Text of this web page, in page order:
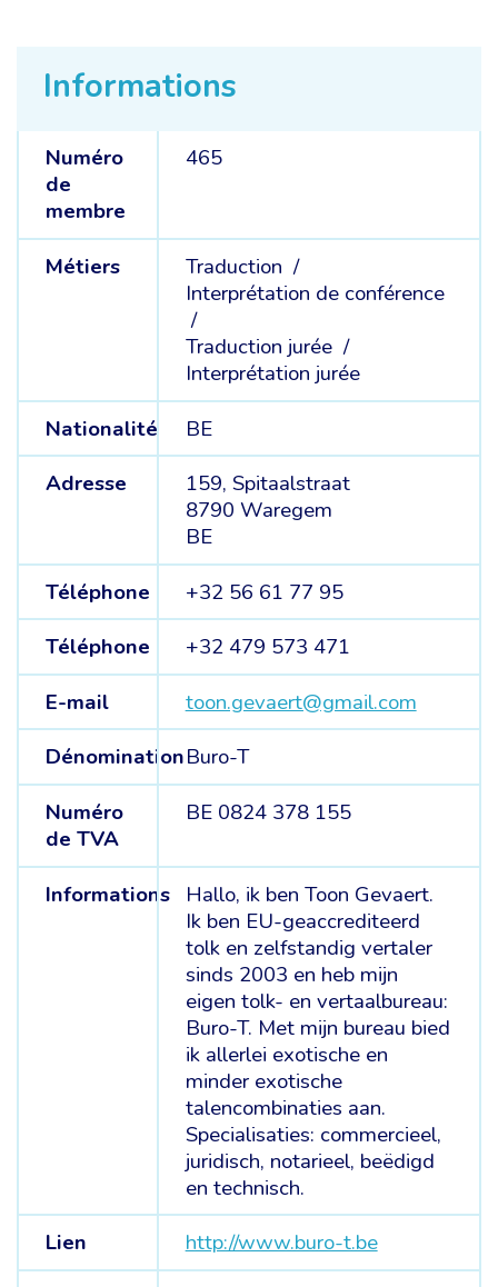
Informations
Numéro
de
membre
465
Métiers
Traduction /
Interprétation de conférence
/
Traduction jurée /
Interprétation jurée
Nationalité
BE
Adresse
159, Spitaalstraat
8790 Waregem
BE
Téléphone
+32 56 61 77 95
Téléphone
+32 479 573 471
E-mail
toon.gevaert@gmail.com
DénominationBuro-T
Numéro
de TVA
BE 0824 378 155
Informations
Hallo, ik ben Toon Gevaert.
Ik ben EU-geaccrediteerd
tolk en zelfstandig vertaler
sinds 2003 en heb mijn
eigen tolk- en vertaalbureau:
Buro-T. Met mijn bureau bied
ik allerlei exotische en
minder exotische
talencombinaties aan.
Specialisaties: commercieel,
juridisch, notarieel, beëdigd
en technisch.
Lien
http://www.buro-t.be